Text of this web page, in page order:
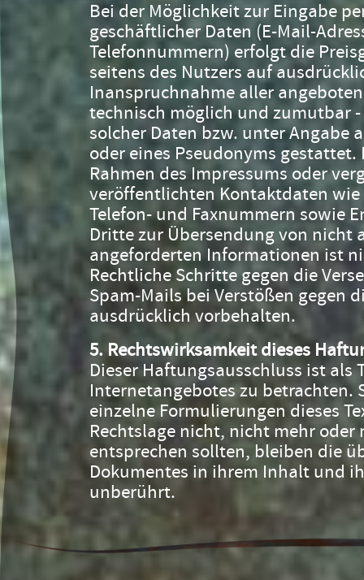
Bei der Möglichkeit zur Eingabe
geschäftlicher Daten (E-Mail-
Telefonnummern) erfolgt die
seitens des Nutzers auf
Inanspruchnahme aller
technisch möglich und zumutbar
solcher Daten bzw. unter Angabe
oder eines Pseudonyms
Rahmen des Impressums oder
veröffentlichten Kontaktdaten
Telefon- und Faxnummern sowie
Dritte zur Übersendung von nicht
angeforderten Informationen ist
Rechtliche Schritte gegen die
Spam-Mails bei Verstößen gegen
ausdrücklich vorbehalten.
5. Rechtswirksamkeit dieses
Dieser Haftungsausschluss ist als
Internetangebotes zu betrachten.
einzelne Formulierungen dieses
Rechtslage nicht, nicht mehr
entsprechen sollten, bleiben die
Dokumentes in ihrem Inhalt und
unberührt.